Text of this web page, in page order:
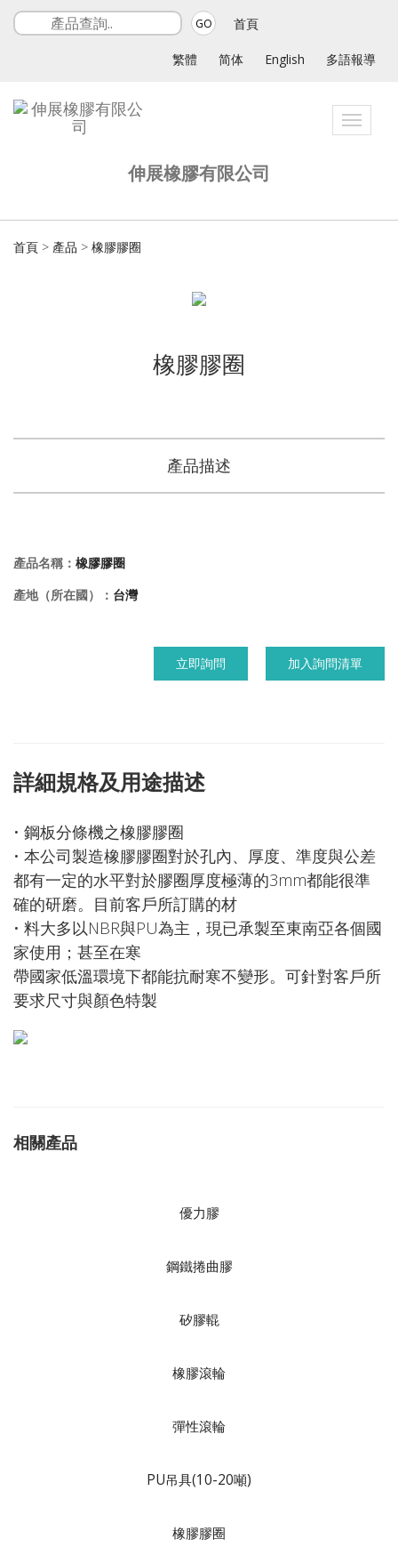
GO 首頁
繁體 简体 English 多語報導
Toggle
伸展橡膠有限公司
首頁 > 產品 > 橡膠膠圈
橡膠膠圈
產品描述
產品名稱： 橡膠膠圈
產地（所在國）： 台灣
立即詢問 加入詢問清單
詳細規格及用途描述
• 鋼板分條機之橡膠膠圈
• 本公司製造橡膠膠圈對於孔內、厚度、準度與公差
都有一定的水平對於膠圈厚度極薄的3mm都能很準
確的研磨。目前客戶所訂購的材
• 料大多以NBR與PU為主，現已承製至東南亞各個國
家使用；甚至在寒
帶國家低溫環境下都能抗耐寒不變形。可針對客戶所
要求尺寸與顏色特製
相關產品
優力膠
鋼鐵捲曲膠
矽膠輥
橡膠滾輪
彈性滾輪
PU吊具(10-20噸)
橡膠膠圈